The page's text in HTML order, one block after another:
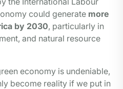
could generate more
by 2030, particularly in
and natural resource
economy is undeniable,
become reality if we put in